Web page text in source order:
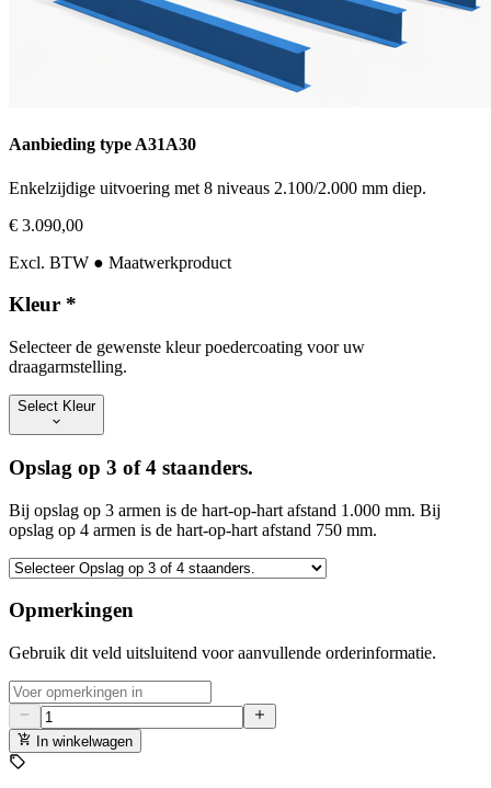
Aanbieding type A31A30
Enkelzijdige uitvoering met 8 niveaus 2.100/2.000 mm diep.
€ 3.090,00
Excl. BTW ● Maatwerkproduct
Kleur *
Selecteer de gewenste kleur poedercoating voor uw
draagarmstelling.
Select Kleur
Opslag op 3 of 4 staanders.
Bij opslag op 3 armen is de hart-op-hart afstand 1.000 mm. Bij
opslag op 4 armen is de hart-op-hart afstand 750 mm.
Opmerkingen
Gebruik dit veld uitsluitend voor aanvullende orderinformatie.
In winkelwagen